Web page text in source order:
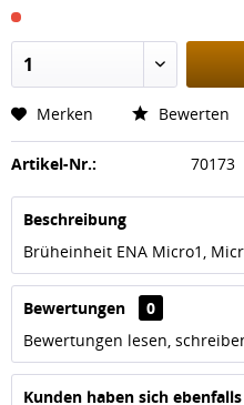
Merken Bewerten
Artikel-Nr.: 70173
Beschreibung
Brüheinheit ENA Micro1,
Bewertungen
0
Bewertungen lesen,
Kunden haben sich